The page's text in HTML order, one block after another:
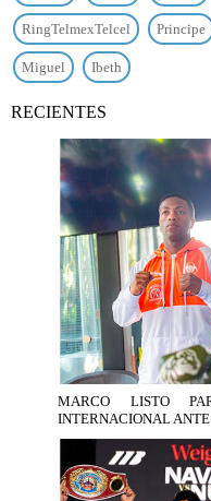
RingTelmexTelcel Principe
Miguel Ibeth
RECIENTES
MARCO LISTO
INTERNACIONAL